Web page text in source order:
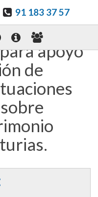
91 183 37 57
apoyo
de